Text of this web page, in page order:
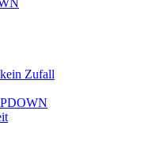
Zufall